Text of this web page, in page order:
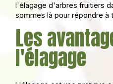
l'élagage d'arbres fruitiers
sommes là pour répondre à
Les
l'élagage